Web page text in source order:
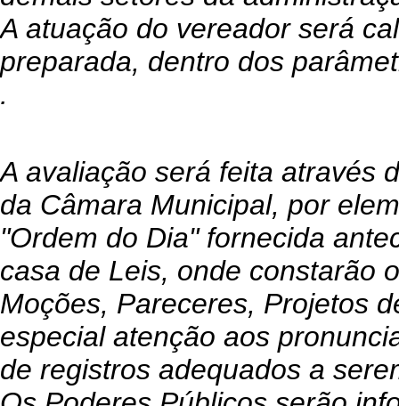
A atuação do vereador será
preparada, dentro dos
.
A avaliação será feita através
da Câmara Municipal, por
"Ordem do Dia" fornecida
casa de Leis, onde constarão
Moções, Pareceres, Projetos
especial atenção aos
de registros adequados a